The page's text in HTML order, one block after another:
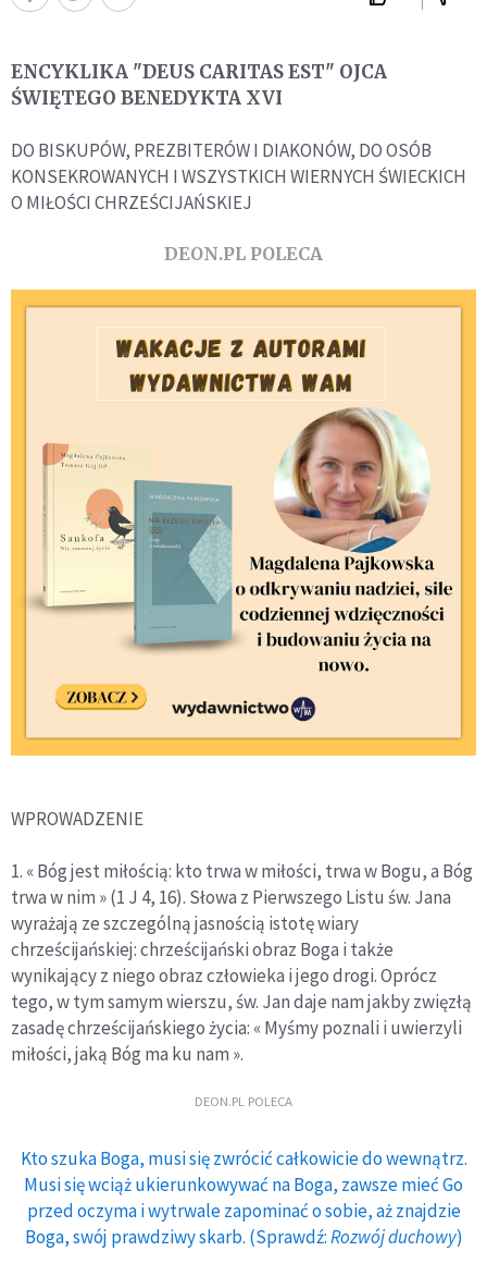
ENCYKLIKA "DEUS CARITAS EST" OJCA
ŚWIĘTEGO BENEDYKTA XVI
DO BISKUPÓW, PREZBITERÓW I DIAKONÓW, DO OSÓB
KONSEKROWANYCH I WSZYSTKICH WIERNYCH ŚWIECKICH
O MIŁOŚCI CHRZEŚCIJAŃSKIEJ
DEON.PL POLECA
WPROWADZENIE
1. « Bóg jest miłością: kto trwa w miłości, trwa w Bogu, a Bóg
trwa w nim » (1 J 4, 16). Słowa z Pierwszego Listu św. Jana
wyrażają ze szczególną jasnością istotę wiary
chrześcijańskiej: chrześcijański obraz Boga i także
wynikający z niego obraz człowieka i jego drogi. Oprócz
tego, w tym samym wierszu, św. Jan daje nam jakby zwięzłą
zasadę chrześcijańskiego życia: « Myśmy poznali i uwierzyli
miłości, jaką Bóg ma ku nam ».
DEON.PL POLECA
Kto szuka Boga, musi się zwrócić całkowicie do wewnątrz.
Musi się wciąż ukierunkowywać na Boga, zawsze mieć Go
przed oczyma i wytrwale zapominać o sobie, aż znajdzie
Boga, swój prawdziwy skarb. (Sprawdź:Rozwój duchowy)